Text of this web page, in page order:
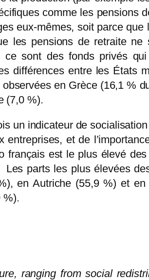
comme les pensions
eux-mêmes, soit parce que
les pensions de retraite ne
sont des fonds privés
différences entre les États
en Grèce (16,1 %
(7,0 %).
un indicateur de
et de
est le plus élevé
parts les plus élevées
en Autriche (55,9 %) et
%).
ranging from social